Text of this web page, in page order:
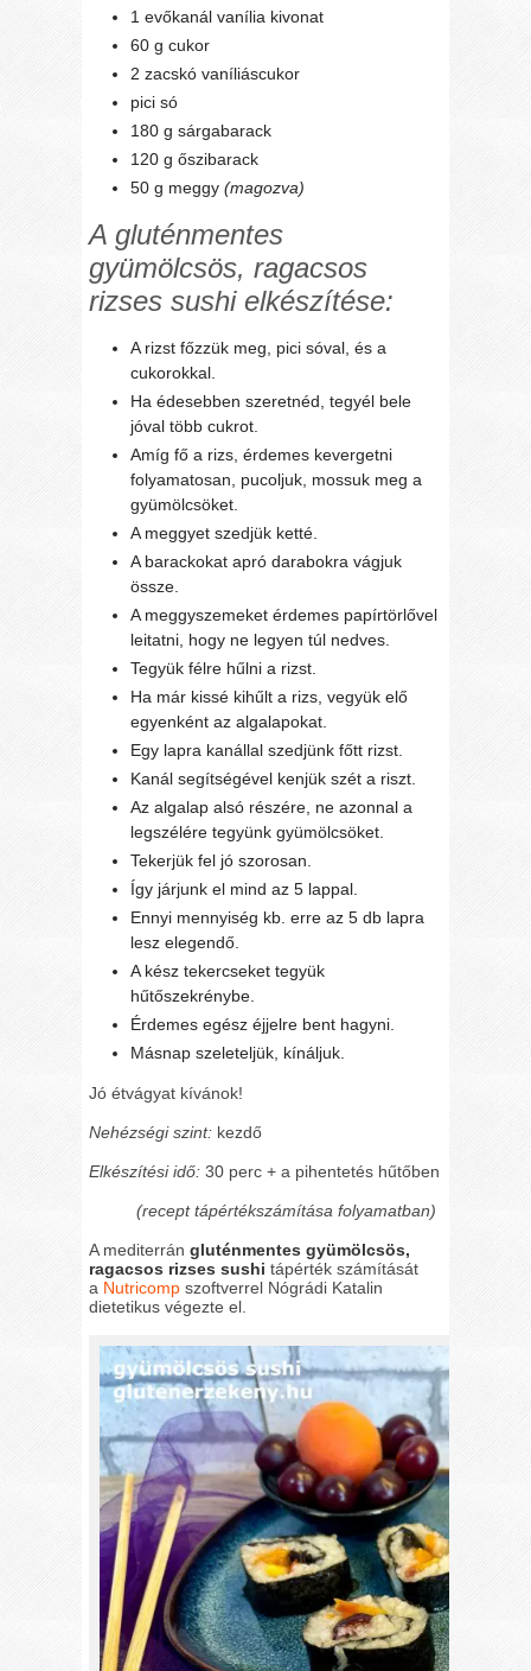
1 evőkanál vanília kivonat
60 g cukor
2 zacskó vaníliáscukor
pici só
180 g sárgabarack
120 g őszibarack
50 g meggy(magozva)
A gluténmentes
gyümölcsös, ragacsos
rizses sushi elkészítése:
A rizst főzzük meg, pici sóval, és a
cukorokkal.
Ha édesebben szeretnéd, tegyél bele
jóval több cukrot.
Amíg fő a rizs, érdemes kevergetni
folyamatosan, pucoljuk, mossuk meg a
gyümölcsöket.
A meggyet szedjük ketté.
A barackokat apró darabokra vágjuk
össze.
A meggyszemeket érdemes papírtörlővel
leitatni, hogy ne legyen túl nedves.
Tegyük félre hűlni a rizst.
Ha már kissé kihűlt a rizs, vegyük elő
egyenként az algalapokat.
Egy lapra kanállal szedjünk főtt rizst.
Kanál segítségével kenjük szét a riszt.
Az algalap alsó részére, ne azonnal a
legszélére tegyünk gyümölcsöket.
Tekerjük fel jó szorosan.
Így járjunk el mind az 5 lappal.
Ennyi mennyiség kb. erre az 5 db lapra
lesz elegendő.
A kész tekercseket tegyük
hűtőszekrénybe.
Érdemes egész éjjelre bent hagyni.
Másnap szeleteljük, kínáljuk.
Jó étvágyat kívánok!
Nehézségi szint: kezdő
Elkészítési idő: 30 perc + a pihentetés hűtőben
(recept tápértékszámítása folyamatban)
A mediterrángluténmentes gyümölcsös,
ragacsos rizses sushi tápérték számítását
a Nutricomp szoftverrel Nógrádi Katalin
dietetikus végezte el.